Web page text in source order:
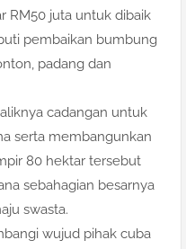
RM50 juta untuk dibaik
pembaikan bumbung
padang dan
cadangan untuk
serta membangunkan
80 hektar tersebut
sebahagian besarnya
swasta.
wujud pihak cuba